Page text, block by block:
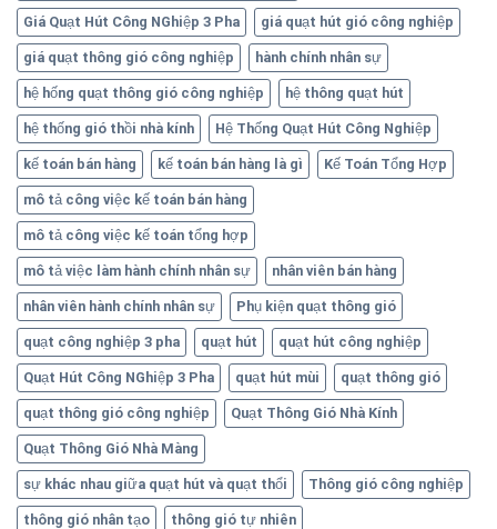
Giá Quạt Hút Công NGhiệp 3 Pha giá quạt hút gió công nghiệp
giá quạt thông gió công nghiệp hành chính nhân sự
hệ hống quạt thông gió công nghiệp hệ thông quạt hút
hệ thống gió thồi nhà kính Hệ Thống Quạt Hút Công Nghiệp
kế toán bán hàng kế toán bán hàng là gì Kế Toán Tổng Hợp
mô tả công việc kế toán bán hàng
mô tả công việc kế toán tổng hợp
mô tả việc làm hành chính nhân sự nhân viên bán hàng
nhân viên hành chính nhân sự Phụ kiện quạt thông gió
quạt công nghiệp 3 pha quạt hút quạt hút công nghiệp
Quạt Hút Công NGhiệp 3 Pha quạt hút mùi quạt thông gió
quạt thông gió công nghiệp Quạt Thông Gió Nhà Kính
Quạt Thông Gió Nhà Màng
sự khác nhau giữa quạt hút và quạt thổi Thông gió công nghiệp
thông gió nhân tạo thông gió tự nhiên